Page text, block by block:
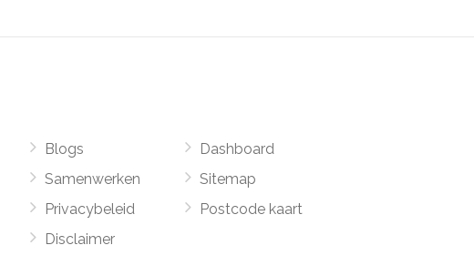
Blogs
Samenwerken
Privacybeleid
Disclaimer
Dashboard
Sitemap
Postcode kaart